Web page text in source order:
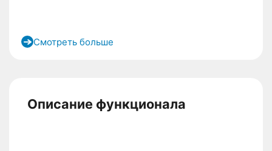
Смотреть больше
Описание функционала